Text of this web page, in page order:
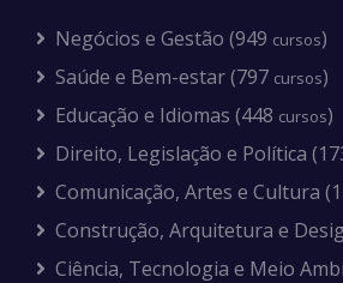
Negócios e Gestão (949 cursos)
Saúde e Bem-estar (797 cursos)
Educação e Idiomas (448 cursos)
Direito, Legislação e Política
Comunicação, Artes e Cultura
Construção, Arquitetura e
Ciência, Tecnologia e Meio